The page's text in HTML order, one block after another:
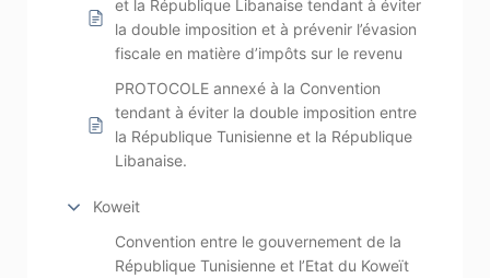
et la République Libanaise tendant à éviter
la double imposition et à prévenir l’évasion
fiscale en matière d’impôts sur le revenu
PROTOCOLE annexé à la Convention
tendant à éviter la double imposition entre
la République Tunisienne et la République
Libanaise.
Koweit
Convention entre le gouvernement de la
République Tunisienne et l’Etat du Koweït